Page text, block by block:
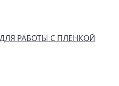
РАБОТЫ С ПЛЕНКОЙ